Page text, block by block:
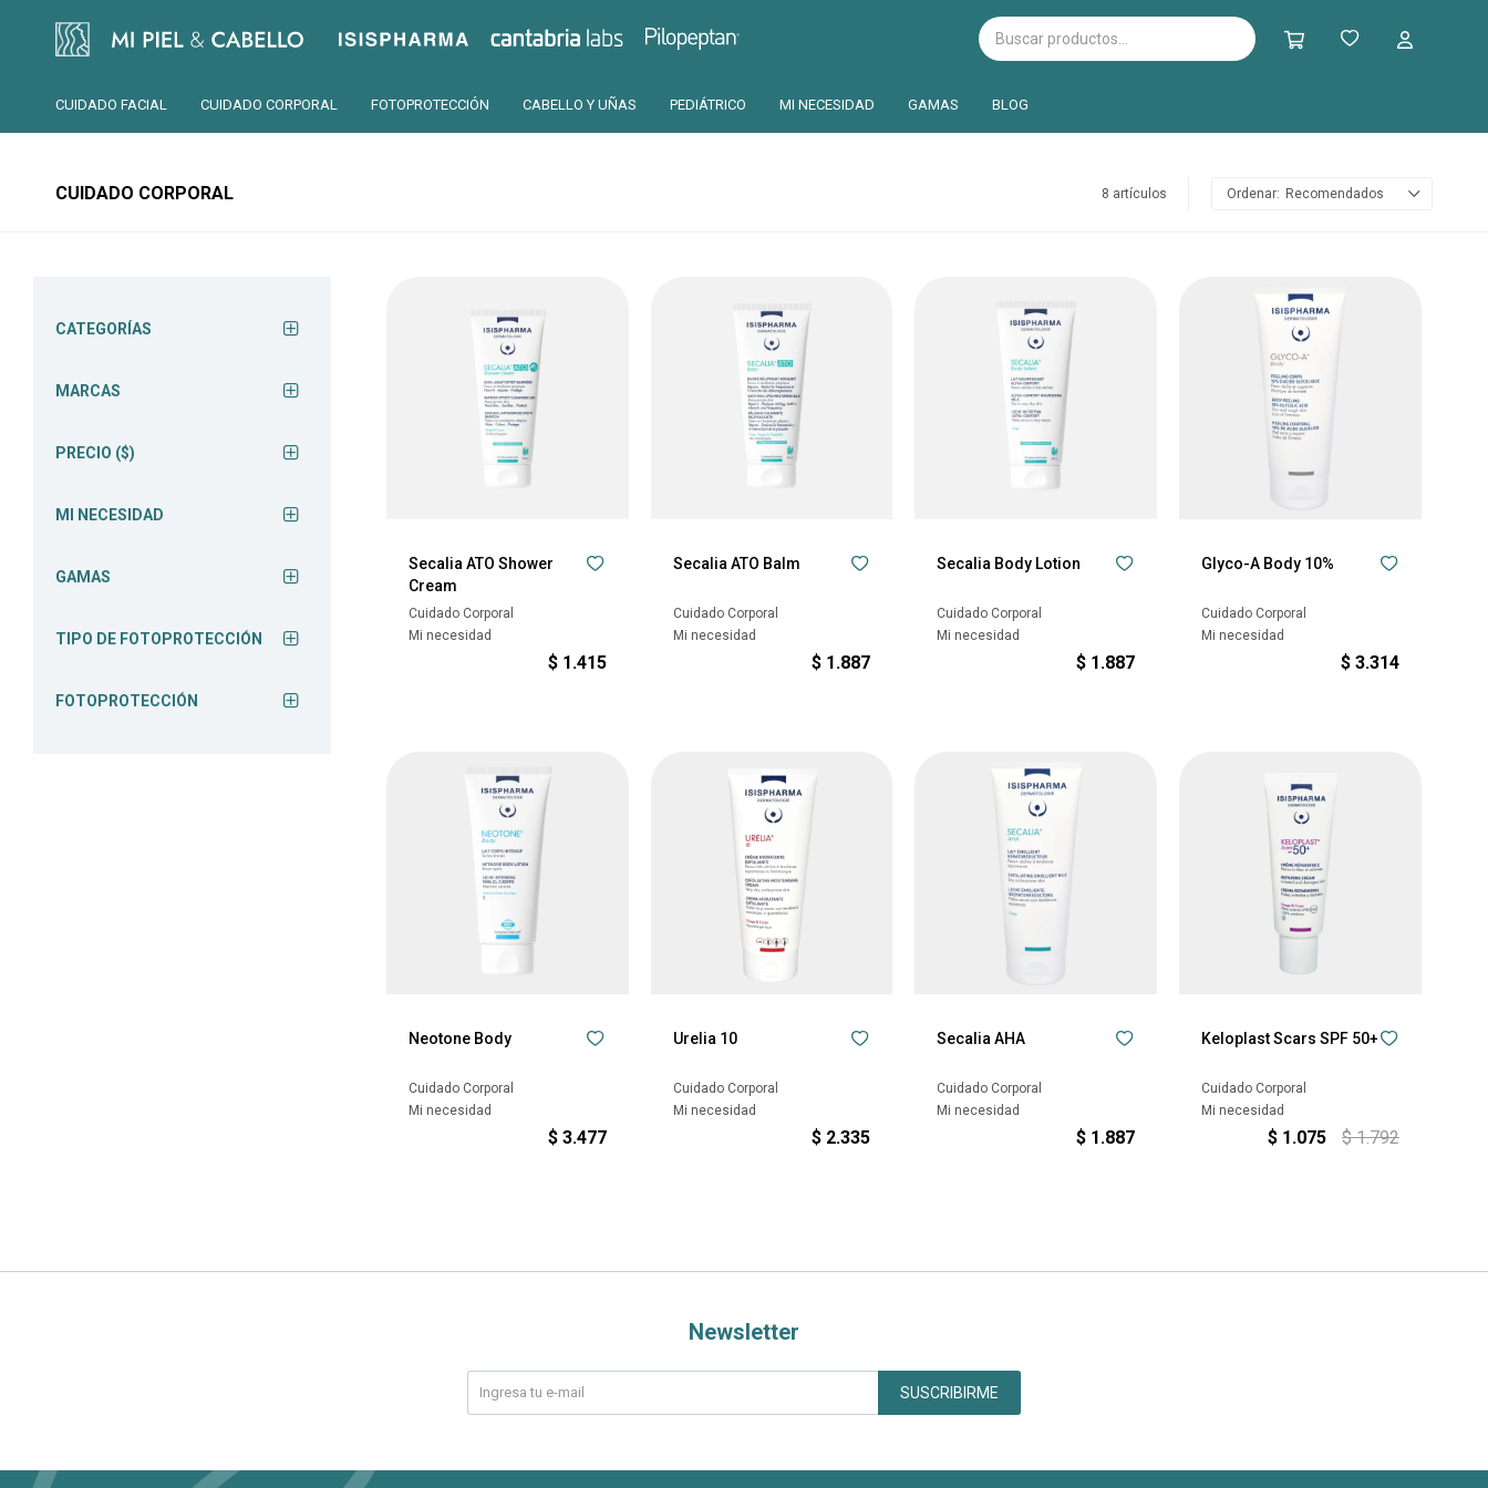
CUIDADO FACIAL CUIDADO CORPORAL FOTOPROTECCIÓN CABELLO Y UÑAS PEDIÁTRICO MI NECESIDAD GAMAS BLOG
Isispharma Cantabria Pilopeptan
CUIDADO CORPORAL 8 artículos Recomendados
Secalia ATO Shower
Cream
Cuidado Corporal
Mi necesidad
$ 1.415
Secalia ATO Balm
Cuidado Corporal
Mi necesidad
$ 1.887
Secalia Body Lotion
Cuidado Corporal
Mi necesidad
$ 1.887
Glyco-A Body 10%
Cuidado Corporal
Mi necesidad
$ 3.314
Neotone Body
Cuidado Corporal
Mi necesidad
$ 3.477
Urelia 10
Cuidado Corporal
Mi necesidad
$ 2.335
Secalia AHA
Cuidado Corporal
Mi necesidad
$ 1.887
Keloplast Scars SPF 50+
Cuidado Corporal
Mi necesidad
$ 1.075 $ 1.792
CATEGORÍAS
MARCAS
PRECIO ($)
MI NECESIDAD
GAMAS
TIPO DE FOTOPROTECCIÓN
FOTOPROTECCIÓN
Newsletter
SUSCRIBIRME